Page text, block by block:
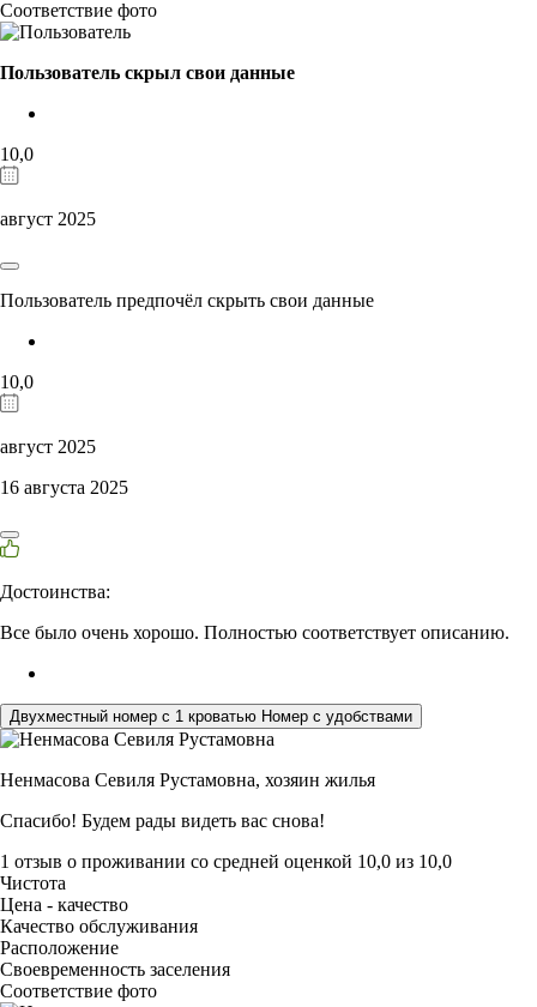
Соответствие фото
Пользователь скрыл свои данные
10,0
август 2025
Пользователь предпочёл скрыть свои данные
10,0
август 2025
16 августа 2025
Достоинства:
Все было очень хорошо. Полностью соответствует описанию.
Двухместный номер с 1 кроватью Номер с удобствами
Ненмасова Севиля Рустамовна, хозяин жилья
Спасибо! Будем рады видеть вас снова!
1 отзыв о проживании со средней оценкой 10,0 из 10,0
Чистота
Цена - качество
Качество обслуживания
Расположение
Своевременность заселения
Соответствие фото